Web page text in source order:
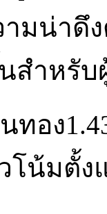
มน่าดึ
สำหรับ
นทอง
โน้มตั้